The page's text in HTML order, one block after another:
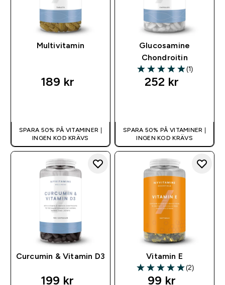
Multivitamin
189 kr‎
SPARA 50% PÅ VITAMINER |
INGEN KOD KRÄVS
Glucosamine
Chondroitin
5 out of 5 stars
(1)
252 kr‎
SPARA 50% PÅ VITAMINER |
INGEN KOD KRÄVS
Curcumin & Vitamin D3
199 kr‎
Vitamin E
5 out of 5 stars
(2)
99 kr‎